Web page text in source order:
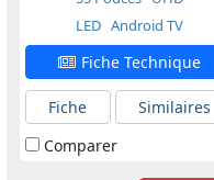
LED Android TV
Fiche Technique
Fiche
Similaires
Comparer